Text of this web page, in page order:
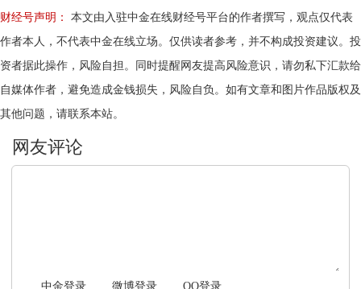
财经号声明：
本文由入驻中金在线财经号平台的作者撰写，观点仅代表
作者本人，不代表中金在线立场。仅供读者参考，并不构成投资建议。投
资者据此操作，风险自担。同时提醒网友提高风险意识，请勿私下汇款给
自媒体作者，避免造成金钱损失，风险自负。如有文章和图片作品版权及
其他问题，请联系本站。
中金登录 微博登录 QQ登录